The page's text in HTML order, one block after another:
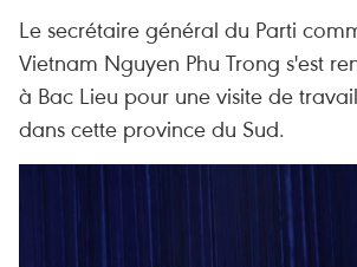
Le secrétaire général du Parti
Vietnam Nguyen Phu Trong s'est
à Bac Lieu pour une visite de
dans cette province du Sud.